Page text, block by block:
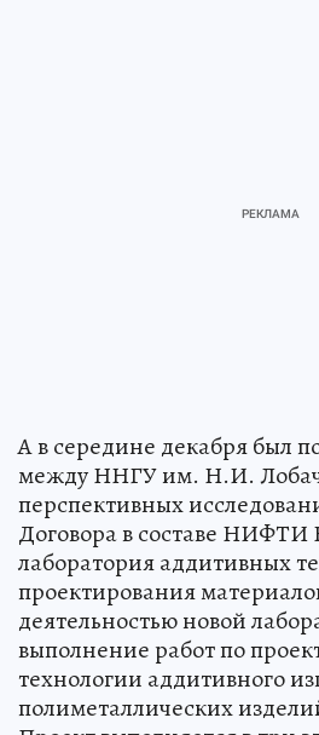
А в середине декабря был
между ННГУ им. Н.И.
перспективных
Договора в составе
лаборатория аддитивных
проектирования
деятельностью новой
выполнение работ по
технологии аддитивного
полиметаллических